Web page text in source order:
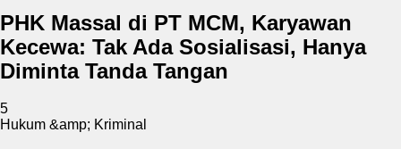
PHK Massal di PT MCM, Karyawan
Kecewa: Tak Ada Sosialisasi, Hanya
Diminta Tanda Tangan
5
Hukum &amp; Kriminal